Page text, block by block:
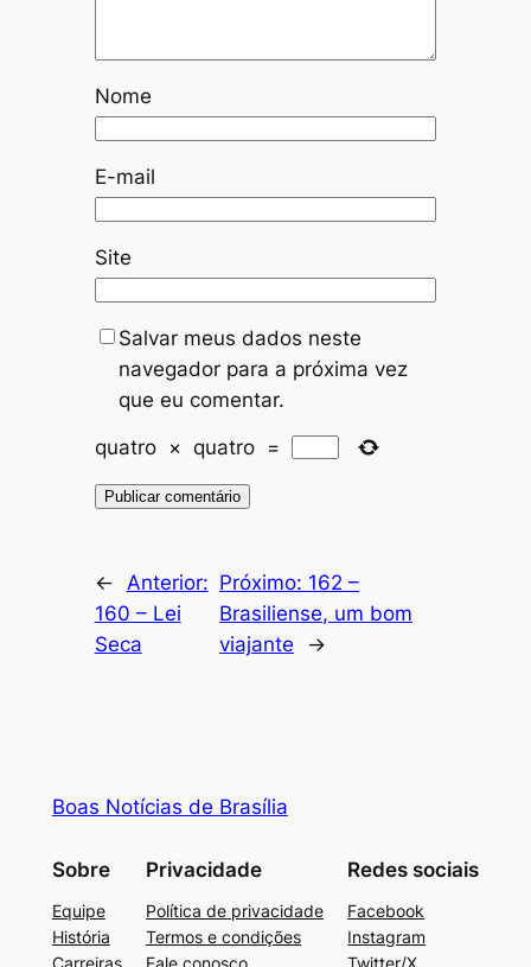
Nome
E-mail
Site
Salvar meus dados neste
navegador para a próxima vez
que eu comentar.
quatro
× quatro =
←
Anterior:
160 – Lei
Seca
Próximo: 162 –
Brasiliense, um bom
viajante
→
Boas Notícias de Brasília
Sobre
Equipe
História
Privacidade
Política de privacidade
Termos e condições
Redes sociais
Facebook
Instagram